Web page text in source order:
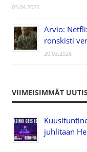
03.04.2026
Arvio:
ronskisti
20.03.2026
VIIMEISIMMÄT
juhlitaan